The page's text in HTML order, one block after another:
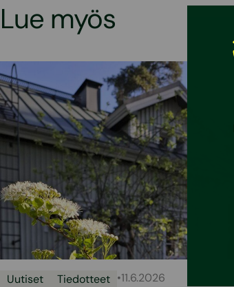
Lue myös
Uutiset Tiedotteet •11.6.2026